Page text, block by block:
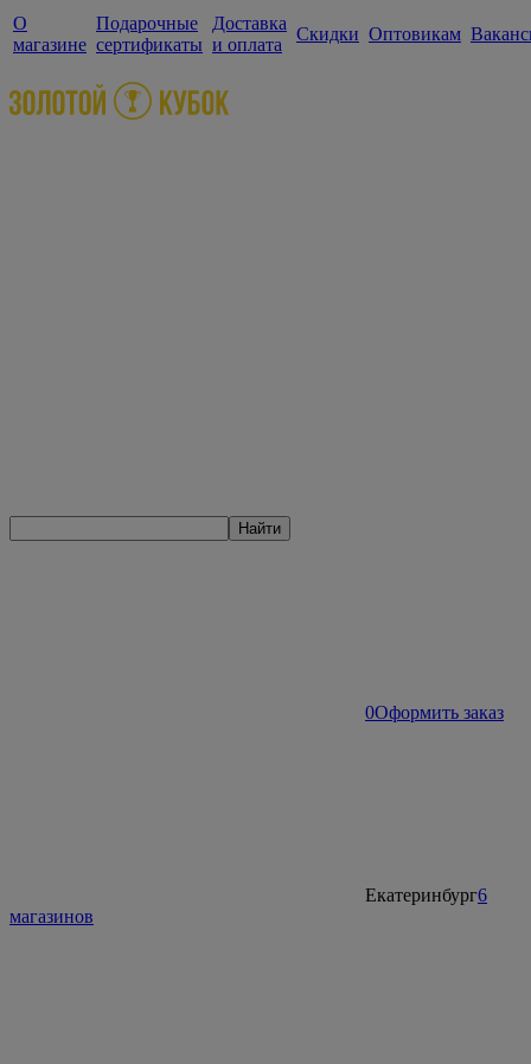
О
магазине
Подарочные
сертификаты
Доставка
и оплата
Скидки Оптовикам
Найти
0Оформить заказ
Екатеринбург6
магазинов